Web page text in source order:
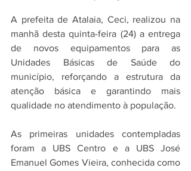
A prefeita de Atalaia, Ceci, realizou na
manhã desta quinta-feira (24) a entrega
de novos equipamentos para as
Unidades Básicas de Saúde do
município, reforçando a estrutura da
atenção básica e garantindo mais
qualidade no atendimento à população.
As primeiras unidades contempladas
foram a UBS Centro e a UBS José
Emanuel Gomes Vieira, conhecida como